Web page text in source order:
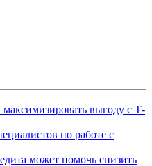
выгоду с Т-
по работе с
может помочь снизить